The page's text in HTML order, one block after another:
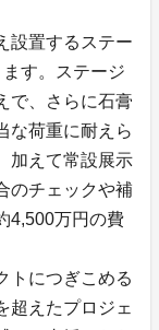
設置するステー
す。ステージ
で、さらに石膏
な荷重に耐えら
加えて常設展示
のチェックや補
4,500万円の費
トにつぎこめる
超えたプロジェ